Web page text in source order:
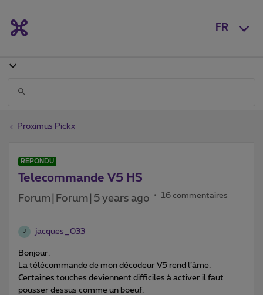
FR
Proximus Pickx
RÉPONDU
Telecommande V5 HS
Forum|Forum|5 years ago 16 commentaires
J jacques_033
Bonjour.
La télécommande de mon décodeur V5 rend l’âme.
Certaines touches deviennent difficiles à activer il faut
pousser dessus comme un boeuf.